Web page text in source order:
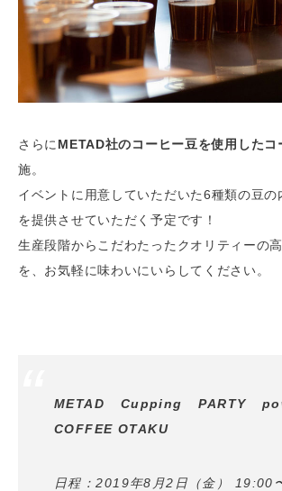
さらにMETAD社のコーヒー豆を使用したコ
施。
イベントに用意していただいた6種類の豆の
を提供させていただく予定です！
生産段階からこだわたったクオリティーの
を、お気軽に味わいにいらしてください。
METAD Cupping PARTY
COFFEE OTAKU
日程：2019年8月2日（金） 19:00